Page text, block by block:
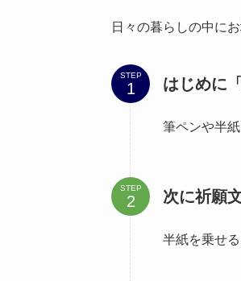
日々の暮らしの中に
STEP はじめに
筆ペンや半
STEP 次に祈願
半紙を乗せ